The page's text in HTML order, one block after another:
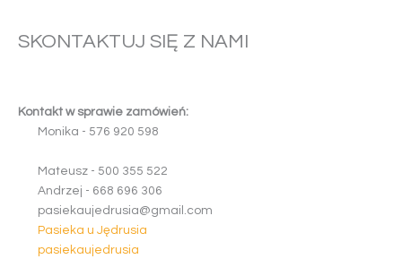
SKONTAKTUJ SIĘ Z NAMI
Kontakt w sprawie zamówień:
Monika - 576 920 598
Mateusz - 500 355 522
Andrzej - 668 696 306
pasiekaujedrusia@gmail.com
Pasieka u Jędrusia
pasiekaujedrusia